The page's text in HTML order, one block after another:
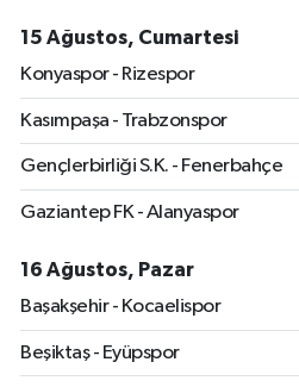
15 Ağustos, Cumartesi
Konyaspor - Rizespor
Kasımpaşa - Trabzonspor
Gençlerbirliği S.K. - Fenerbahçe
Gaziantep FK - Alanyaspor
16 Ağustos, Pazar
Başakşehir - Kocaelispor
Beşiktaş - Eyüpspor